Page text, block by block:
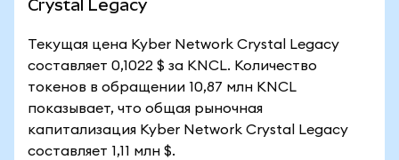
Crystal Legacy
Текущая цена Kyber Network Crystal Legacy
составляет 0,1022 $ за KNCL. Количество
токенов в обращении 10,87 млн KNCL
показывает, что общая рыночная
капитализация Kyber Network Crystal Legacy
составляет 1,11 млн $.